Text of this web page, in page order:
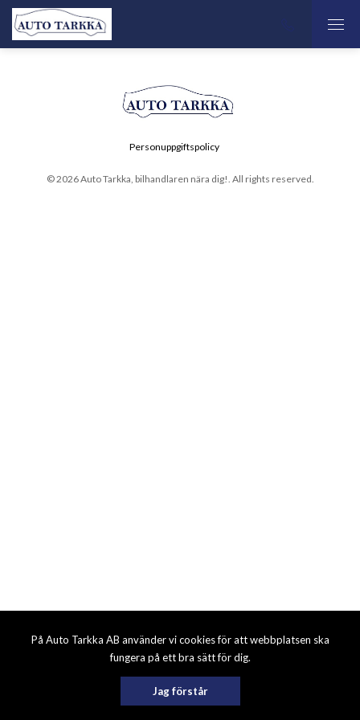
På Auto Tarkka AB använder vi cookies för att webbplatsen ska
fungera på ett bra sätt för dig.
Jag förstår
© 2026 Auto Tarkka, bilhandlaren nära dig!. All rights reserved.
Personuppgiftspolicy